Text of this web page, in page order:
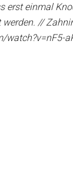
erst einmal
werden. //
watch?v=nF5-